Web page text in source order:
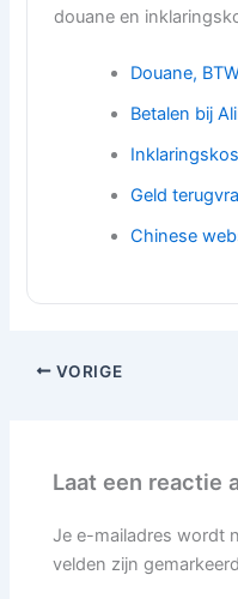
douane en
Douane,
Betalen bij
Geld
Chinese
VORIGE
Laat een reactie
Je e-mailadres wordt
velden zijn